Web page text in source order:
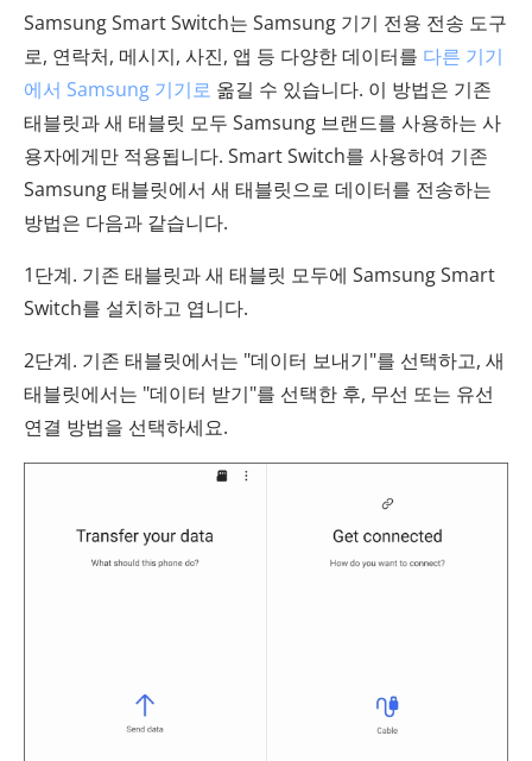
Samsung Smart Switch는 Samsung 기기 전용 전송 도구
로, 연락처, 메시지, 사진, 앱 등 다양한 데이터를 다른 기기
에서 Samsung 기기로 옮길 수 있습니다. 이 방법은 기존
태블릿과 새 태블릿 모두 Samsung 브랜드를 사용하는 사
용자에게만 적용됩니다. Smart Switch를 사용하여 기존
Samsung 태블릿에서 새 태블릿으로 데이터를 전송하는
방법은 다음과 같습니다.
1단계. 기존 태블릿과 새 태블릿 모두에 Samsung Smart
Switch를 설치하고 엽니다.
2단계. 기존 태블릿에서는 "데이터 보내기"를 선택하고, 새
태블릿에서는 "데이터 받기"를 선택한 후, 무선 또는 유선
연결 방법을 선택하세요.